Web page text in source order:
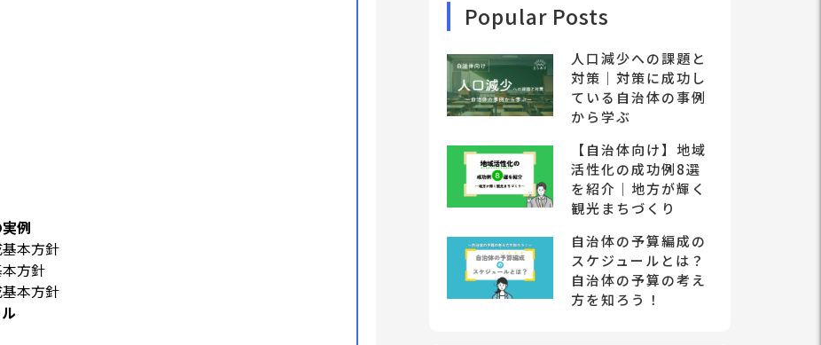
例
本方針
方針
本方針
Popular Posts
人口減少への課題と
対策｜対策に成功し
ている自治体の事例
から学ぶ
【自治体向け】地域
活性化の成功例8選
を紹介｜地方が輝く
観光まちづくり
自治体の予算編成の
スケジュールとは？
自治体の予算の考え
方を知ろう！